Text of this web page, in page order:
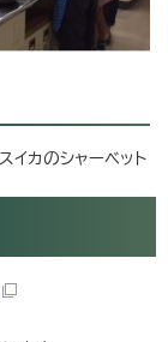
イカのシャーベット